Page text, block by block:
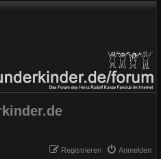
Anmelden
Registrieren